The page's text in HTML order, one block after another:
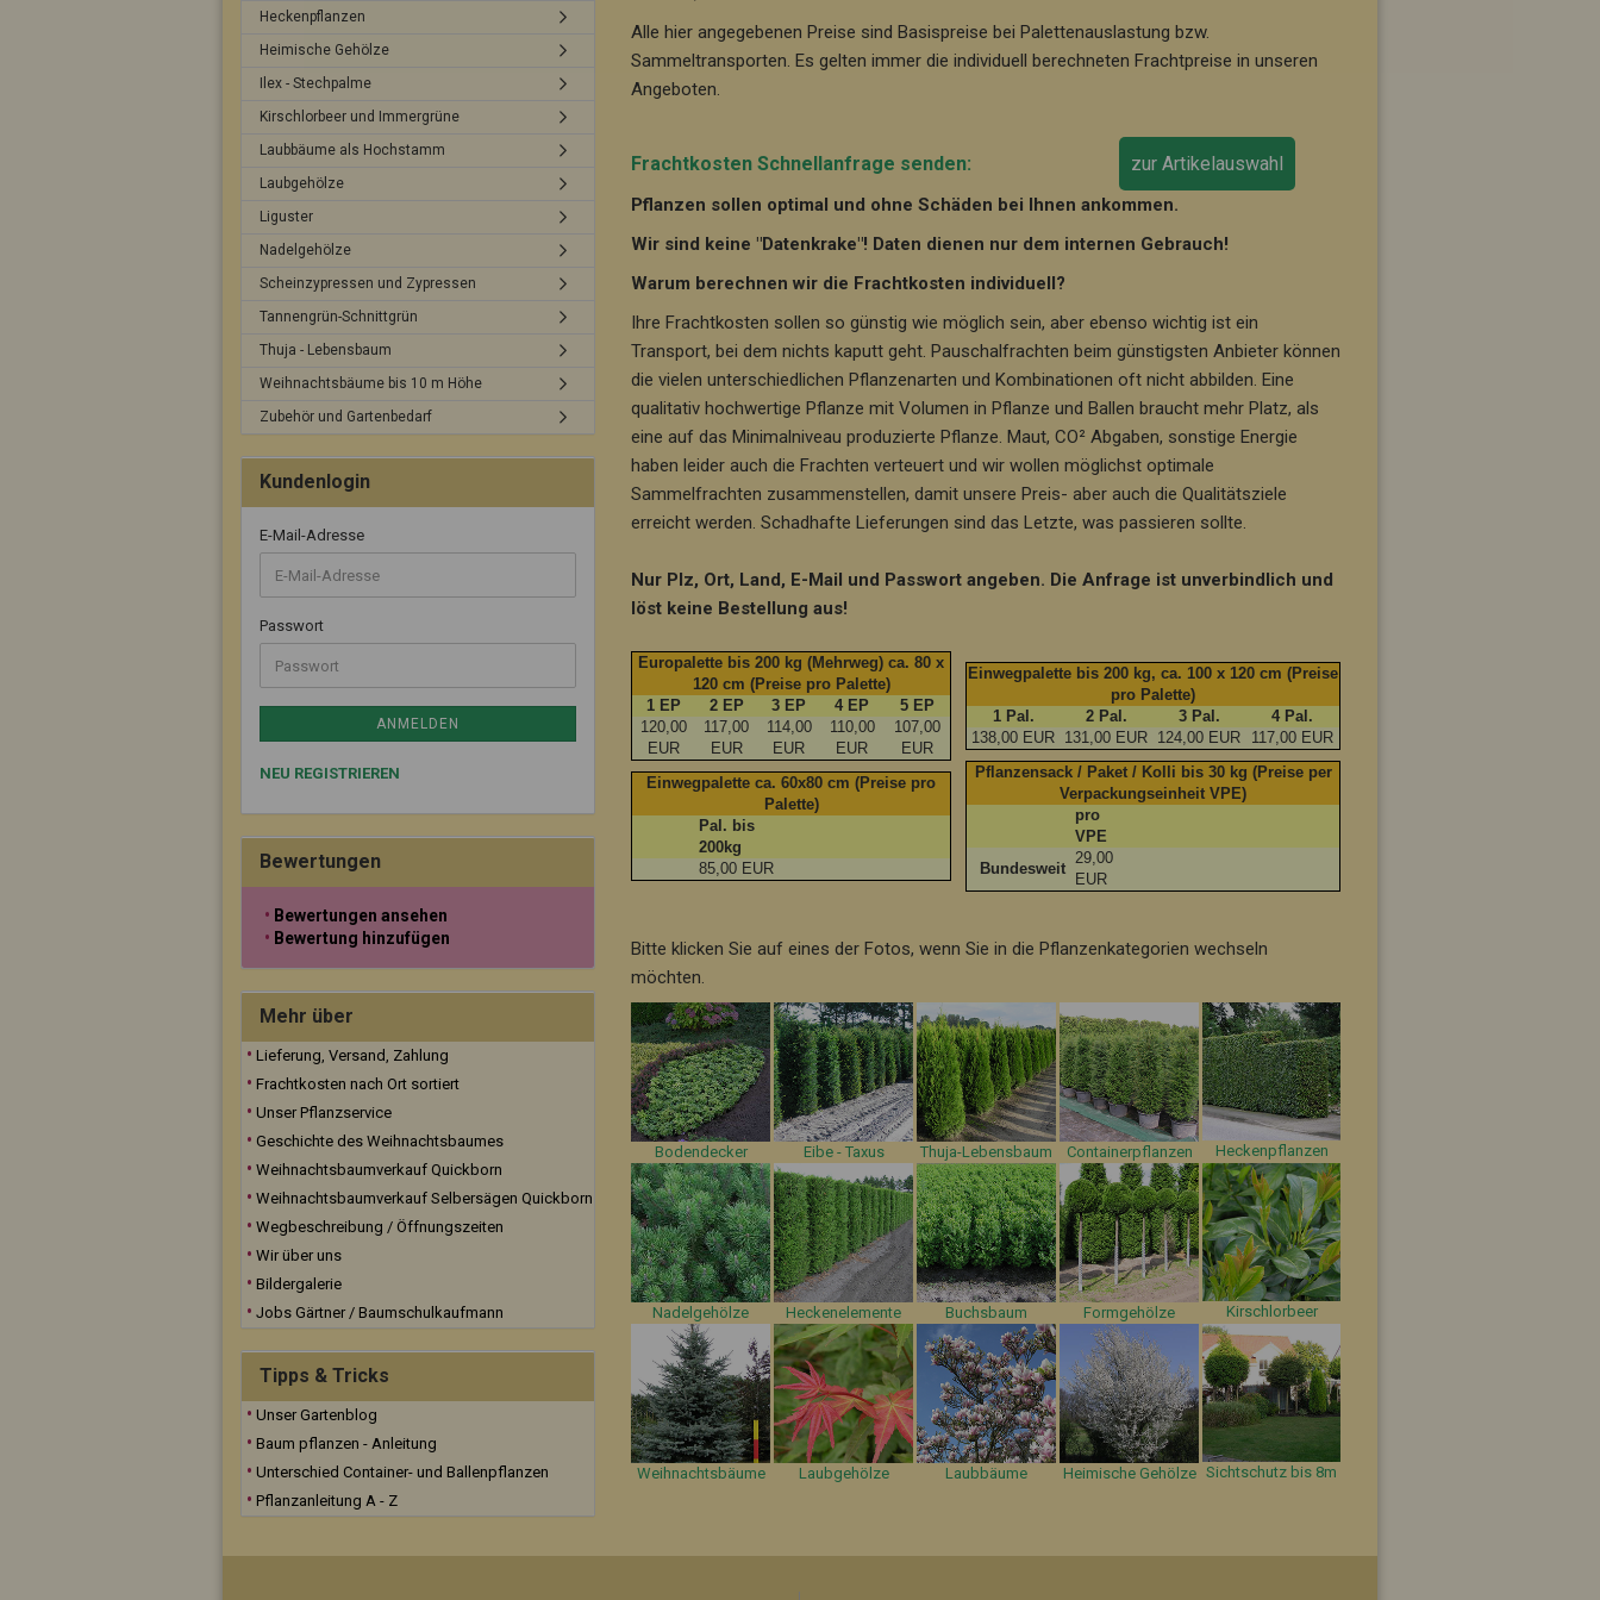
Alle hier angegebenen Preise sind Basispreise bei Palettenauslastung bzw.
Sammeltransporten. Es gelten immer die individuell berechneten Frachtpreise in unseren
Angeboten.
Frachtkosten Schnellanfrage senden: zur Artikelauswahl
Pflanzen sollen optimal und ohne Schäden bei Ihnen ankommen.
Wir sind keine "Datenkrake"! Daten dienen nur dem internen Gebrauch!
Warum berechnen wir die Frachtkosten individuell?
Ihre Frachtkosten sollen so günstig wie möglich sein, aber ebenso wichtig ist ein
Transport, bei dem nichts kaputt geht. Pauschalfrachten beim günstigsten Anbieter können
die vielen unterschiedlichen Pflanzenarten und Kombinationen oft nicht abbilden. Eine
qualitativ hochwertige Pflanze mit Volumen in Pflanze und Ballen braucht mehr Platz, als
eine auf das Minimalniveau produzierte Pflanze. Maut, CO² Abgaben, sonstige Energie
haben leider auch die Frachten verteuert und wir wollen möglichst optimale
Sammelfrachten zusammenstellen, damit unsere Preis- aber auch die Qualitätsziele
erreicht werden. Schadhafte Lieferungen sind das Letzte, was passieren sollte.
Nur Plz, Ort, Land, E-Mail und Passwort angeben. Die Anfrage ist unverbindlich und
löst keine Bestellung aus!
Europalette bis 200 kg (Mehrweg) ca. 80 x
120 cm (Preise pro Palette)
1 EP
2 EP 3 EP 4 EP
5 EP
120,00
EUR
117,00
EUR
114,00
EUR
110,00
EUR
107,00
EUR
Einwegpalette bis 200 kg, ca. 100 x 120 cm (Preise
pro Palette)
1 Pal.
2 Pal. 3 Pal.
4 Pal.
138,00 EUR 131,00 EUR 124,00 EUR 117,00 EUR
Einwegpalette ca. 60x80 cm (Preise pro
Palette)
Pal. bis
200kg
85,00 EUR
Pflanzensack / Paket / Kolli bis 30 kg (Preise per
Verpackungseinheit VPE)
pro
VPE
Bundesweit
29,00
EUR
Bitte klicken Sie auf eines der Fotos, wenn Sie in die Pflanzenkategorien wechseln
möchten.
Bodendecker Eibe - Taxus Thuja-Lebensbaum Containerpflanzen Heckenpflanzen
Nadelgehölze Heckenelemente Buchsbaum Formgehölze Kirschlorbeer
Weihnachtsbäume Laubgehölze Laubbäume Heimische Gehölze Sichtschutz bis 8m
Heckenpflanzen
Heimische Gehölze
Ilex - Stechpalme
Kirschlorbeer und Immergrüne
Laubbäume als Hochstamm
Laubgehölze
Liguster
Nadelgehölze
Scheinzypressen und Zypressen
Tannengrün-Schnittgrün
Thuja - Lebensbaum
Weihnachtsbäume bis 10 m Höhe
Zubehör und Gartenbedarf
Kundenlogin
E-Mail-Adresse
Passwort
ANMELDEN
NEU REGISTRIEREN
Bewertungen
Bewertungen ansehen
Bewertung hinzufügen
Mehr über
Lieferung, Versand, Zahlung
Frachtkosten nach Ort sortiert
Unser Pflanzservice
Geschichte des Weihnachtsbaumes
Weihnachtsbaumverkauf Quickborn
Weihnachtsbaumverkauf Selbersägen Quickborn
Wegbeschreibung / Öffnungszeiten
Wir über uns
Bildergalerie
Jobs Gärtner / Baumschulkaufmann
Tipps & Tricks
Unser Gartenblog
Baum pflanzen - Anleitung
Unterschied Container- und Ballenpflanzen
Pflanzanleitung A - Z